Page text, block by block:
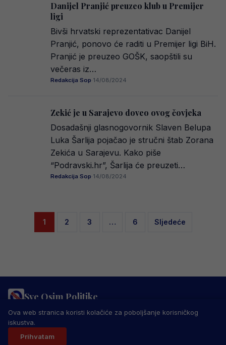
Danijel Pranjić preuzeo klub u Premijer
ligi
Bivši hrvatski reprezentativac Danijel
Pranjić, ponovo će raditi u Premijer ligi BiH.
Pranjić je preuzeo GOŠK, saopštili su
večeras iz…
Redakcija Sop·14/08/2024
Zekić je u Sarajevo doveo ovog čovjeka
Dosadašnji glasnogovornik Slaven Belupa
Luka Šarlija pojačao je stručni štab Zorana
Zekića u Sarajevu. Kako piše
“Podravski.hr”, Šarlija će preuzeti…
Redakcija Sop·14/08/2024
Posts
1 2 3 … 6 Sljedeće
Sve Osim Politike
PRAVILA PRIVATNOSTIMARKETING USLOVI KORIŠTENJA
IMPRESSUM
© 2026 Sve Osim Politike. Sva prava zadržana.
Ova web stranica koristi kolačiće za poboljšanje korisničkog
iskustva.
Prihvatam